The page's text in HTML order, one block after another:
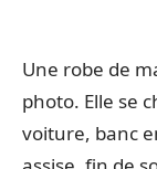
Une robe de
photo. Elle se
voiture, banc